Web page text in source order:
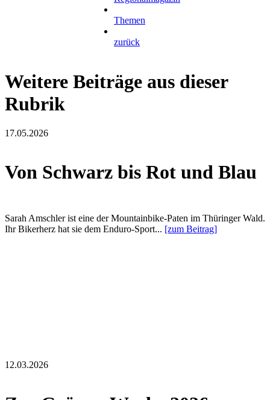
Themen
zurück
Weitere Beiträge aus dieser
Rubrik
17.05.2026
Von Schwarz bis Rot und Blau
Sarah Amschler ist eine der Mountainbike-Paten im Thüringer Wald.
Ihr Bikerherz hat sie dem Enduro-Sport... [zum Beitrag]
12.03.2026